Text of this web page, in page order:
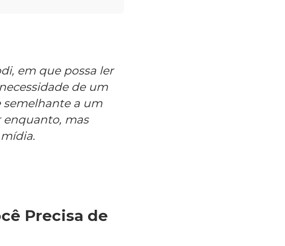
em que possa ler
de um
semelhante a um
enquanto, mas
Precisa de